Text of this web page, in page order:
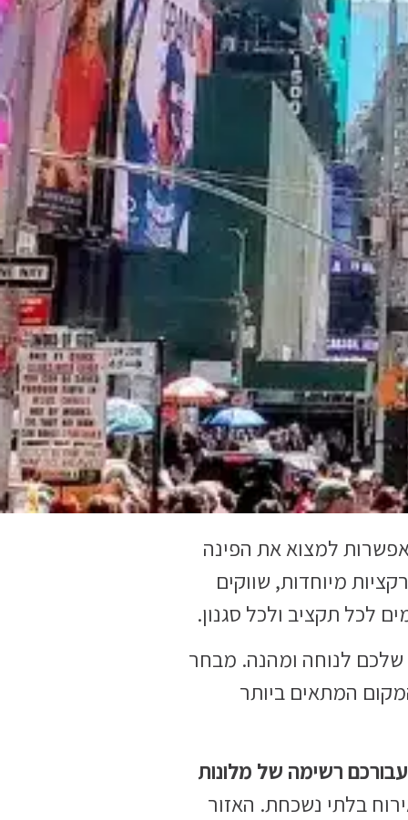
למצוא את הפינה
מיוחדות, שווקים
לכל תקציב ולכל סגנון.
שלכם לנוחה ומהנה. מבחר
המתאים ביותר
רשימה של מלונות
בלתי נשכחת. האזור